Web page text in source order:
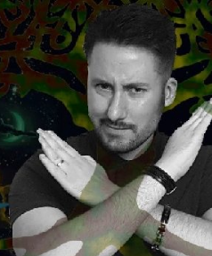
Plus de